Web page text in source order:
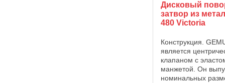
Дисковый
затвор из
480 Victoria
Конструкция.
является
клапаном с
манжетой. Он
номинальных